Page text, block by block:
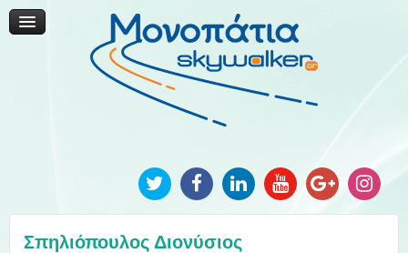
Μονοπάτια Καινοτομίας
Μονοπάτια Τοπικής Ανάπτυξης
Ανακοινώσεις
Φωτογραφίες
Σπηλιόπουλος Διονύσιος